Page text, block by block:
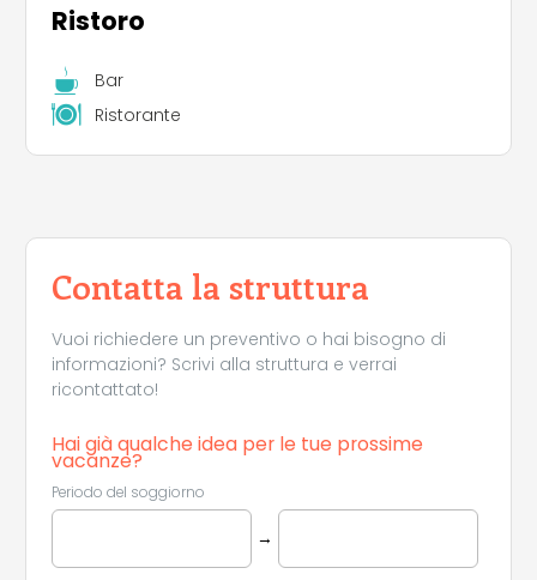
Ristoro
Bar
Ristorante
Contatta la struttura
Vuoi richiedere un preventivo o hai bisogno di
informazioni? Scrivi alla struttura e verrai
ricontattato!
Hai già qualche idea per le tue prossime
vacanze?
Periodo del soggiorno
→